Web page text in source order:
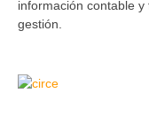
información contable
gestión.